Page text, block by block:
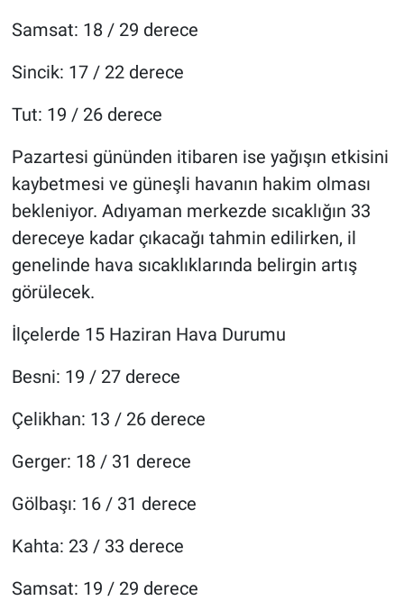
Samsat: 18 / 29 derece
Sincik: 17 / 22 derece
Tut: 19 / 26 derece
Pazartesi gününden itibaren ise yağışın etkisini
kaybetmesi ve güneşli havanın hakim olması
bekleniyor. Adıyaman merkezde sıcaklığın 33
dereceye kadar çıkacağı tahmin edilirken, il
genelinde hava sıcaklıklarında belirgin artış
görülecek.
İlçelerde 15 Haziran Hava Durumu
Besni: 19 / 27 derece
Çelikhan: 13 / 26 derece
Gerger: 18 / 31 derece
Gölbaşı: 16 / 31 derece
Kahta: 23 / 33 derece
Samsat: 19 / 29 derece